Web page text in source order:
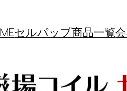
セルパップ商品一覧